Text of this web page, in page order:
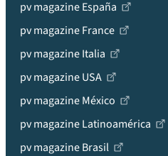
pv magazine España
pv magazine France
pv magazine Italia
pv magazine USA
pv magazine México
pv magazine Latinoamérica
pv magazine Brasil